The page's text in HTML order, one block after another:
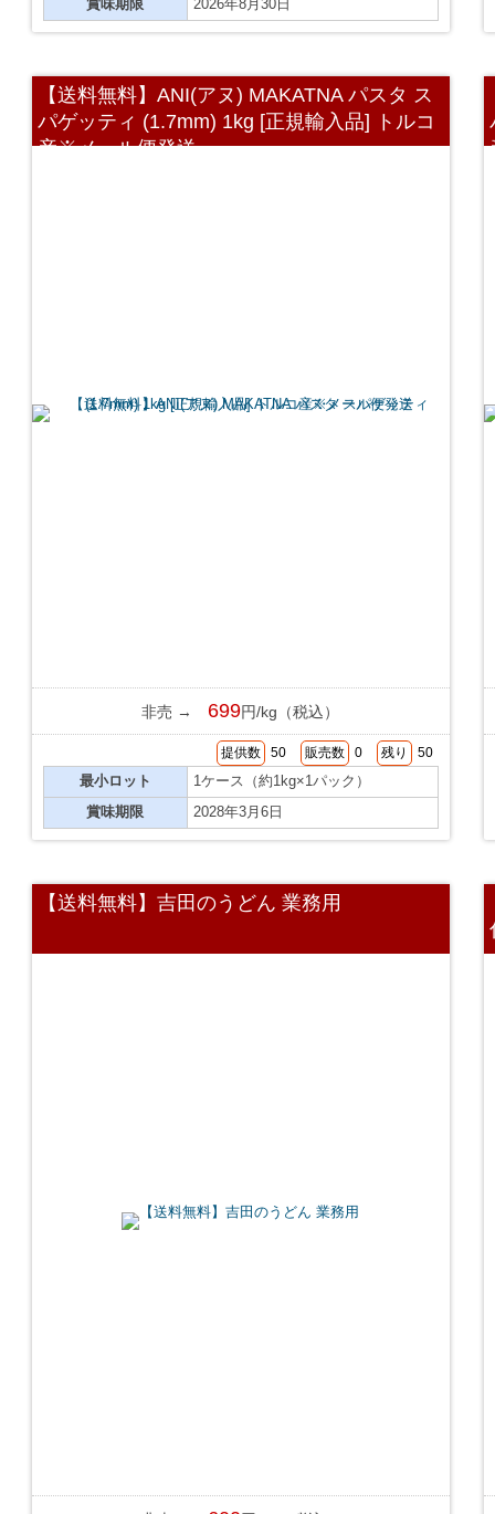
賞味期限
2026年8月30日
【送料無料】ANI(アヌ) MAKATNA パスタ ス
パゲッティ (1.7mm) 1kg [正規輸入品] トルコ
産※メール便発送
非売 → 699円/kg（税込）
提供数 50 販売数 0 残り 50
最小ロット
1ケース（約1kg×1パック）
賞味期限
2028年3月6日
【送料無料】吉田のうどん 業務用